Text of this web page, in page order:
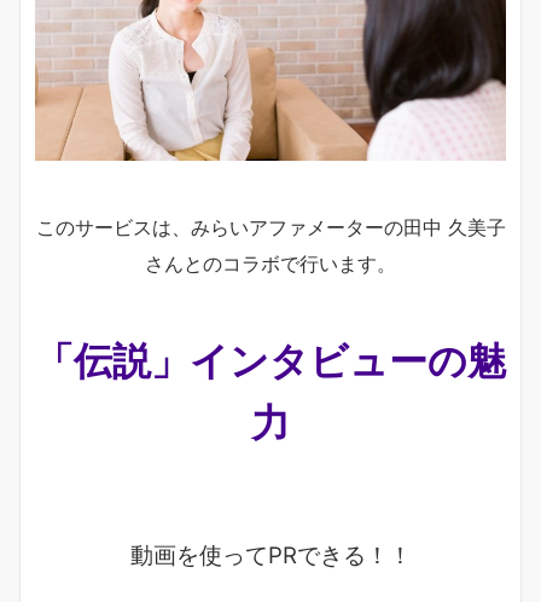
このサービスは、みらいアファメーターの田中 久美子
さんとのコラボで行います。
「伝説」インタビューの魅
力
動画を使ってPRできる！！